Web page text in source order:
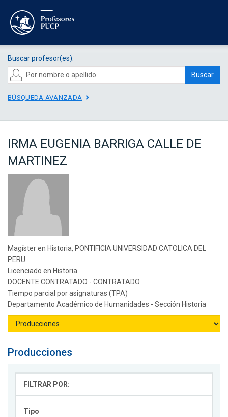
Buscar profesor(es):
Buscar
BÚSQUEDA AVANZADA
IRMA EUGENIA BARRIGA CALLE DE
MARTINEZ
Magíster en Historia, PONTIFICIA UNIVERSIDAD CATOLICA DEL
PERU
Licenciado en Historia
DOCENTE CONTRATADO - CONTRATADO
Tiempo parcial por asignaturas (TPA)
Departamento Académico de Humanidades - Sección Historia
Producciones
FILTRAR POR:
Tipo